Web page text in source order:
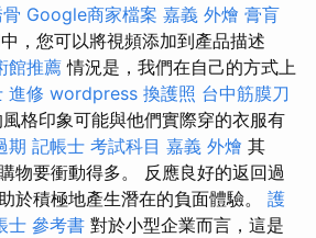
Google商家檔案 嘉義 外燴 膏肓
，您可以將視頻添加到產品描述
館推薦情況是，我們在自己的方式上
進修 wordpress 換護照 台中筋膜刀
格印象可能與他們實際穿的衣服有
期 記帳士 考試科目 嘉義 外燴 其
物要衝動得多。 反應良好的返回過
於積極地產生潛在的負面體驗。 護
士 參考書 對於小型企業而言，這是